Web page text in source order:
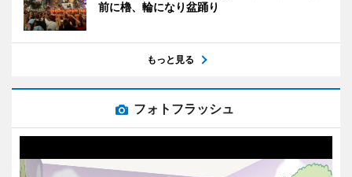
前に櫓、輪になり盆踊り
もっと見る
フォトフラッシュ